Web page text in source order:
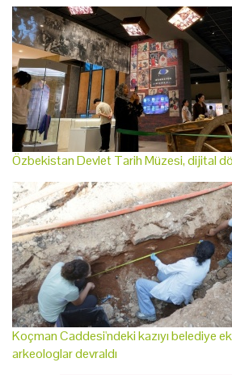
Özbekistan Devlet Tarih Müzesi, dijital
Koçman Caddesi'ndeki kazıyı belediye
arkeologlar devraldı